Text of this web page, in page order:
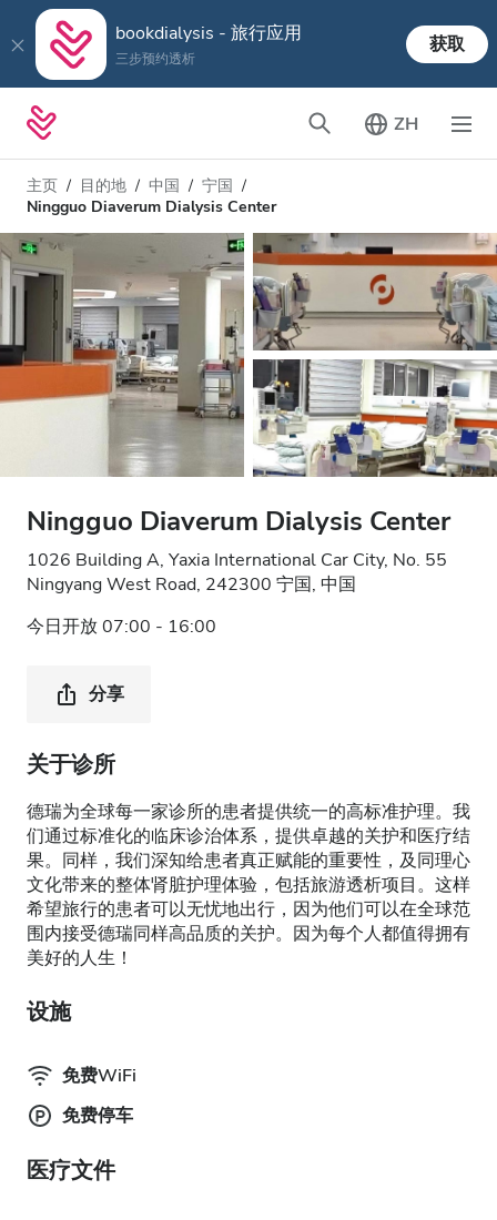
bookdialysis - 旅行应用
三步预约透析
获取
ZH
主页 目的地 中国
宁国
Ningguo Diaverum Dialysis Center
Ningguo Diaverum Dialysis Center
1026 Building A, Yaxia International Car City, No. 55
Ningyang West Road, 242300 宁国, 中国
今日开放 07:00 - 16:00
分享
关于诊所
德瑞为全球每一家诊所的患者提供统一的高标准护理。我
们通过标准化的临床诊治体系，提供卓越的关护和医疗结
果。同样，我们深知给患者真正赋能的重要性，及同理心
文化带来的整体肾脏护理体验，包括旅游透析项目。这样
希望旅行的患者可以无忧地出行，因为他们可以在全球范
围内接受德瑞同样高品质的关护。因为每个人都值得拥有
美好的人生！
设施
免费WiFi
免费停车
医疗文件